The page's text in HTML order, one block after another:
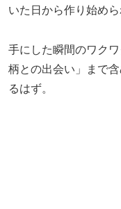
いた日から作り始めら
手にした瞬間のワク
柄との出会い」まで
るはず。